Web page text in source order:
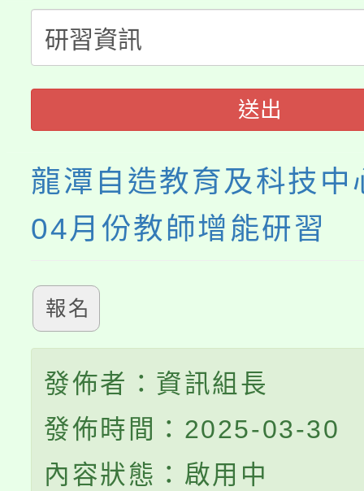
代理(課)教師甄選結果(
公告本校115學年度第
代理(課)教師甄選結果(
轉知中國文化大學推廣
《TA101》溝通分析基
心理、諮商輔導、社會
系所師生報名參加。
送出
龍潭自造教育及科技
04月份教師增能研習
報名
發佈者：資訊組長
發佈時間：2025-03-30
內容狀態：啟用中